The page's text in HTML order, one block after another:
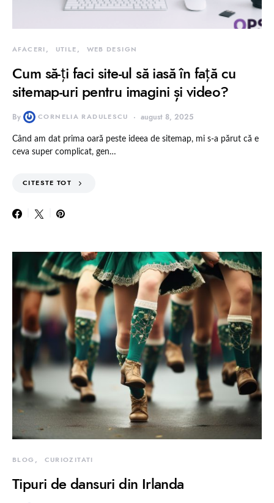
AFACERI UTILE WEB DESIGN
Cum să-ți faci site-ul să iasă în față cu
sitemap-uri pentru imagini și video?
By CORNELIA RADULESCU august 8, 2025
Când am dat prima oară peste ideea de sitemap, mi s-a părut că e
ceva super complicat, gen…
CITESTE TOT
BLOG CURIOZITATI
Tipuri de dansuri din Irlanda